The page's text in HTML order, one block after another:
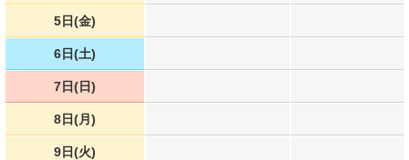
5日(金)
6日(土)
7日(日)
8日(月)
9日(火)